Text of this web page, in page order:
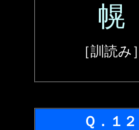
幌
［訓読み］
Ｑ．１２